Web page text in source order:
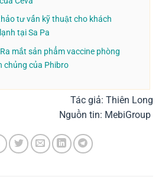
tư vấn kỹ thuật cho khách
tại Sa Pa
mắt sản phẩm vaccine phòng
chủng của Phibro
Tác giả: Thiên Long
Nguồn tin: MebiGroup